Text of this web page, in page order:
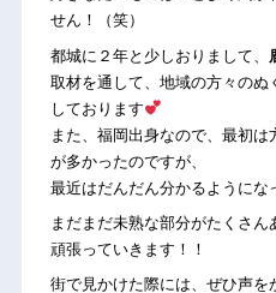
せん！（笑）
都城に２年と少しおりまして、
取材を通して、地域の方々の
しております
また、福岡出身なので、最初
が多かったのですが、
最近はだんだん分かるようにな
まだまだ未熟な部分がたくさ
頑張っていきます！！
街で見かけた際には、ぜひ声